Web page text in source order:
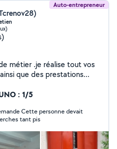
Auto-entrepreneur
tout vos
que des prestations
maçonnerie... Pose de
réparation et création....
décennal et RC pro
: 1/5
tant pis